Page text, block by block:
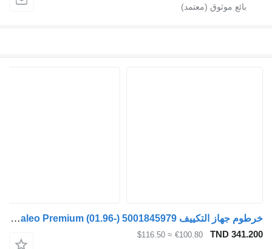
خرطوم جهاز التكييف Valeo Premium (01.96-) 5001845979 لـ السيارات القاطرة Renault Premium, Premium 2 (1996-2014)
TND 341.200
€100.80
≈ $116.50